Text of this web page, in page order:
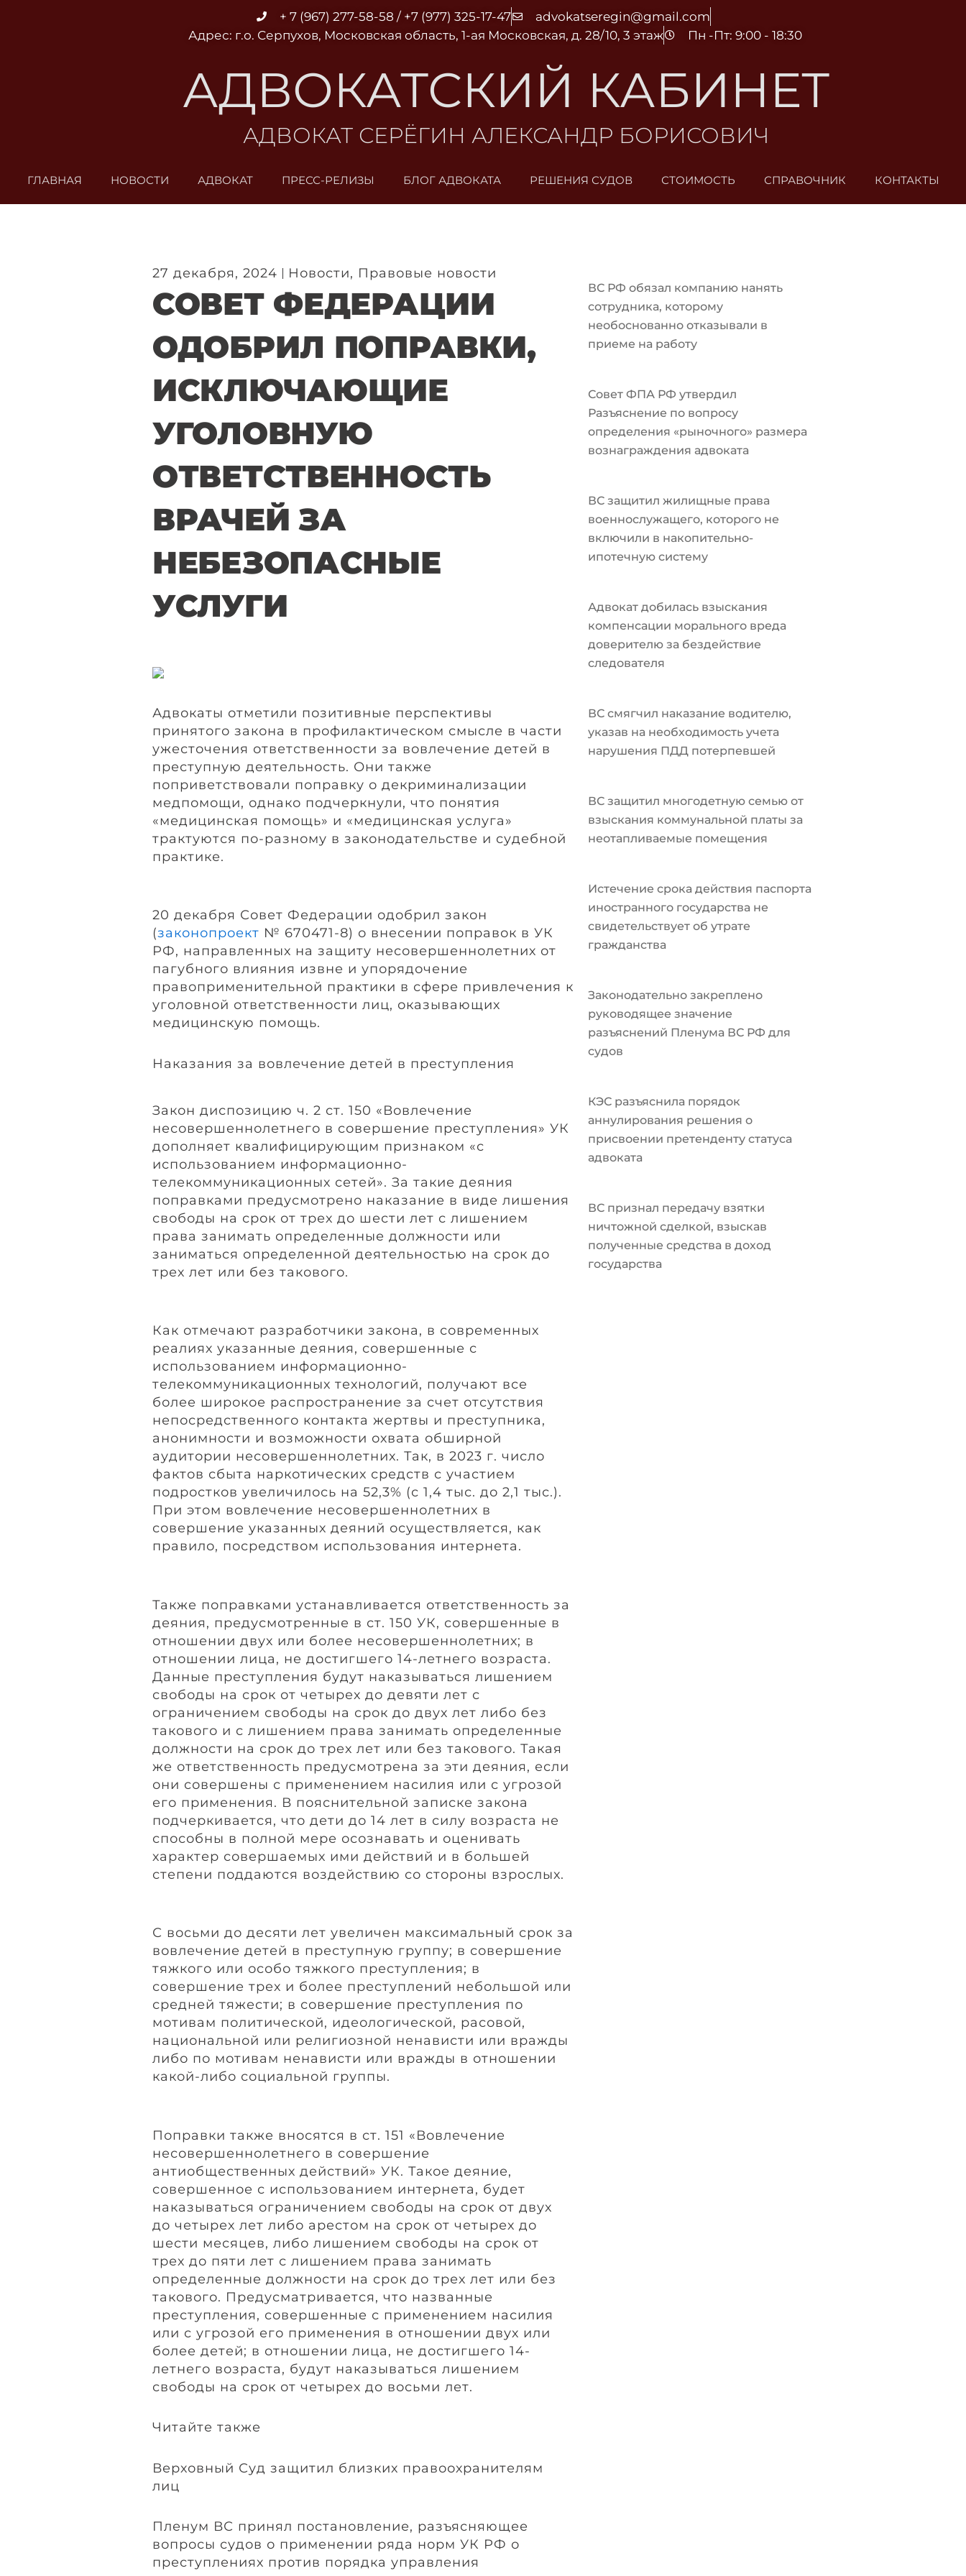
+ 7 (967) 277-58-58 / +7 (977) 325-17-47
advokatseregin@gmail.com
Адрес: г.о. Серпухов, Московская область, 1-ая Московская, д. 28/10, 3 этаж
Пн -Пт: 9:00 - 18:30
АДВОКАТСКИЙ КАБИНЕТ
АДВОКАТ СЕРЁГИН АЛЕКСАНДР БОРИСОВИЧ
ГЛАВНАЯ НОВОСТИ АДВОКАТ ПРЕСС-РЕЛИЗЫ БЛОГ АДВОКАТА РЕШЕНИЯ СУДОВ СТОИМОСТЬ СПРАВОЧНИК КОНТАКТЫ
27 декабря, 2024 Новости, Правовые новости
СОВЕТ ФЕДЕРАЦИИ
ОДОБРИЛ ПОПРАВКИ,
ИСКЛЮЧАЮЩИЕ
УГОЛОВНУЮ
ОТВЕТСТВЕННОСТЬ
ВРАЧЕЙ ЗА
НЕБЕЗОПАСНЫЕ
УСЛУГИ
Адвокаты отметили позитивные перспективы
принятого закона в профилактическом смысле в части
ужесточения ответственности за вовлечение детей в
преступную деятельность. Они также
поприветствовали поправку о декриминализации
медпомощи, однако подчеркнули, что понятия
«медицинская помощь» и «медицинская услуга»
трактуются по-разному в законодательстве и судебной
практике.
20 декабря Совет Федерации одобрил закон
(законопроект № 670471-8) о внесении поправок в УК
РФ, направленных на защиту несовершеннолетних от
пагубного влияния извне и упорядочение
правоприменительной практики в сфере привлечения к
уголовной ответственности лиц, оказывающих
медицинскую помощь.
Наказания за вовлечение детей в преступления
Закон диспозицию ч. 2 ст. 150 «Вовлечение
несовершеннолетнего в совершение преступления» УК
дополняет квалифицирующим признаком «с
использованием информационно-
телекоммуникационных сетей». За такие деяния
поправками предусмотрено наказание в виде лишения
свободы на срок от трех до шести лет с лишением
права занимать определенные должности или
заниматься определенной деятельностью на срок до
трех лет или без такового.
Как отмечают разработчики закона, в современных
реалиях указанные деяния, совершенные с
использованием информационно-
телекоммуникационных технологий, получают все
более широкое распространение за счет отсутствия
непосредственного контакта жертвы и преступника,
анонимности и возможности охвата обширной
аудитории несовершеннолетних. Так, в 2023 г. число
фактов сбыта наркотических средств с участием
подростков увеличилось на 52,3% (с 1,4 тыс. до 2,1 тыс.).
При этом вовлечение несовершеннолетних в
совершение указанных деяний осуществляется, как
правило, посредством использования интернета.
Также поправками устанавливается ответственность за
деяния, предусмотренные в ст. 150 УК, совершенные в
отношении двух или более несовершеннолетних; в
отношении лица, не достигшего 14-летнего возраста.
Данные преступления будут наказываться лишением
свободы на срок от четырех до девяти лет с
ограничением свободы на срок до двух лет либо без
такового и с лишением права занимать определенные
должности на срок до трех лет или без такового. Такая
же ответственность предусмотрена за эти деяния, если
они совершены с применением насилия или с угрозой
его применения. В пояснительной записке закона
подчеркивается, что дети до 14 лет в силу возраста не
способны в полной мере осознавать и оценивать
характер совершаемых ими действий и в большей
степени поддаются воздействию со стороны взрослых.
С восьми до десяти лет увеличен максимальный срок за
вовлечение детей в преступную группу; в совершение
тяжкого или особо тяжкого преступления; в
совершение трех и более преступлений небольшой или
средней тяжести; в совершение преступления по
мотивам политической, идеологической, расовой,
национальной или религиозной ненависти или вражды
либо по мотивам ненависти или вражды в отношении
какой-либо социальной группы.
Поправки также вносятся в ст. 151 «Вовлечение
несовершеннолетнего в совершение
антиобщественных действий» УК. Такое деяние,
совершенное с использованием интернета, будет
наказываться ограничением свободы на срок от двух
до четырех лет либо арестом на срок от четырех до
шести месяцев, либо лишением свободы на срок от
трех до пяти лет с лишением права занимать
определенные должности на срок до трех лет или без
такового. Предусматривается, что названные
преступления, совершенные с применением насилия
или с угрозой его применения в отношении двух или
более детей; в отношении лица, не достигшего 14-
летнего возраста, будут наказываться лишением
свободы на срок от четырех до восьми лет.
Читайте также
Верховный Суд защитил близких правоохранителям
лиц
Пленум ВС принял постановление, разъясняющее
вопросы судов о применении ряда норм УК РФ о
преступлениях против порядка управления
ВС РФ обязал компанию нанять
сотрудника, которому
необоснованно отказывали в
приеме на работу
Совет ФПА РФ утвердил
Разъяснение по вопросу
определения «рыночного» размера
вознаграждения адвоката
ВС защитил жилищные права
военнослужащего, которого не
включили в накопительно-
ипотечную систему
Адвокат добилась взыскания
компенсации морального вреда
доверителю за бездействие
следователя
ВС смягчил наказание водителю,
указав на необходимость учета
нарушения ПДД потерпевшей
ВС защитил многодетную семью от
взыскания коммунальной платы за
неотапливаемые помещения
Истечение срока действия паспорта
иностранного государства не
свидетельствует об утрате
гражданства
Законодательно закреплено
руководящее значение
разъяснений Пленума ВС РФ для
судов
КЭС разъяснила порядок
аннулирования решения о
присвоении претенденту статуса
адвоката
ВС признал передачу взятки
ничтожной сделкой, взыскав
полученные средства в доход
государства